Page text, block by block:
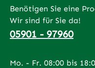
Benötigen Sie eine
Wir sind für Sie da!
05901 - 97960
Mo. - Fr. 08:00 bis